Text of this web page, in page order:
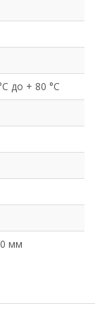
до + 80 °C
мм